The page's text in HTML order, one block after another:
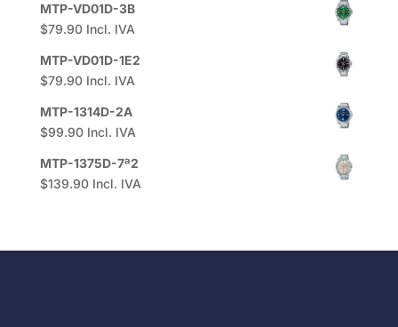
MTP-VD01D-3B
$79.90 Incl. IVA
MTP-VD01D-1E2
$79.90 Incl. IVA
MTP-1314D-2A
$99.90 Incl. IVA
MTP-1375D-7ª2
$139.90 Incl. IVA